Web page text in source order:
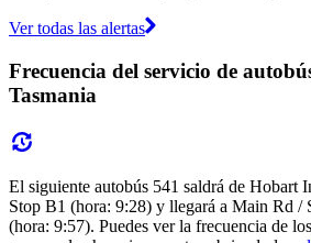
Ver todas las alertas
Frecuencia del servicio de
Tasmania
El siguiente autobús 541 saldrá de Hobart
Stop B1 (hora: 9:28) y llegará a Main Rd /
(hora: 9:57). Puedes ver la frecuencia de